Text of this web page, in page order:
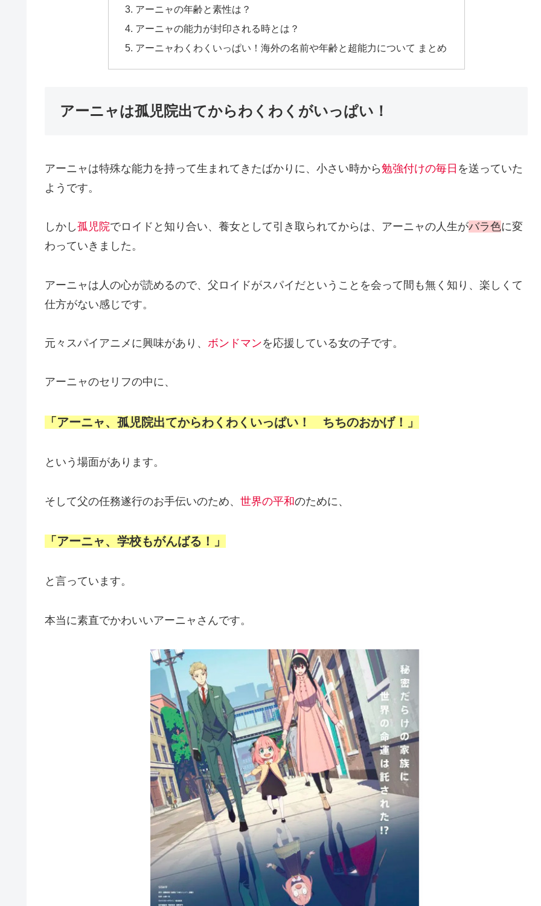
アーニャの年齢と素性は？
アーニャの能力が封印される時とは？
アーニャわくわくいっぱい！海外の名前や年齢と超能力について まとめ
アーニャは孤児院出てからわくわくがいっぱい！
アーニャは特殊な能力を持って生まれてきたばかりに、小さい時から勉強付けの毎日 を送っていた
ようです。
しかし孤児院でロイドと知り合い、養女として引き取られてからは、アーニャの人生がバラ色に変
わっていきました。
アーニャは人の心が読めるので、父ロイドがスパイだということを会って間も無く知り、楽しくて
仕方がない感じです。
元々スパイアニメに興味があり、 ボンドマンを応援している女の子です。
アーニャのセリフの中に、
「アーニャ、孤児院出てからわくわくいっぱい！ ちちのおかげ！」
という場面があります。
そして父の任務遂行のお手伝いのため、 世界の平和のために、
「アーニャ、学校もがんばる！」
と言っています。
本当に素直でかわいいアーニャさんです。